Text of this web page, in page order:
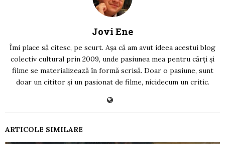
Jovi Ene
Îmi place să citesc, pe scurt. Așa că am avut ideea acestui blog
colectiv cultural prin 2009, unde pasiunea mea pentru cărți și
filme se materializează în formă scrisă. Doar o pasiune, sunt
doar un cititor și un pasionat de filme, nicidecum un critic.
ARTICOLE SIMILARE